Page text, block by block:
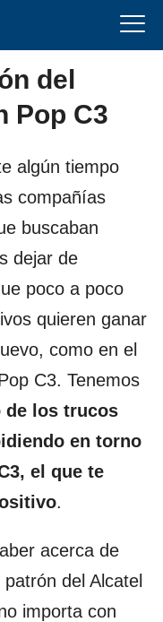
del
Pop C3
algún tiempo
compañías
buscaban
dejar de
poco a poco
quieren ganar
como en el
C3. Tenemos
de los trucos
en torno
el que te
.
acerca de
del Alcatel
importa con